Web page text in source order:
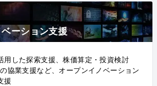
ーション支援
用した探索支援、株価算定・投資検討
協業支援など、オープンイノベーション
援